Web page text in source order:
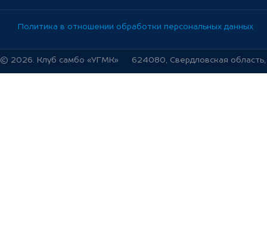
Политика в отношении обработки персональных данных
© 2026. Клуб самбо «УГМК» 624080, Свердловская